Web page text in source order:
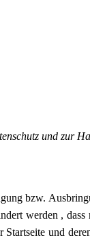
und zur
bzw.
werden ,
und